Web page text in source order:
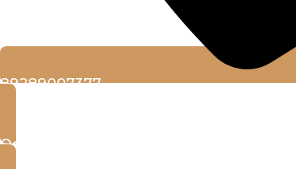
89289007377
Оставить заявку